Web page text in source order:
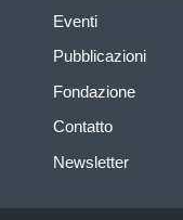
Eventi
Pubblicazioni
Fondazione
Contatto
Newsletter